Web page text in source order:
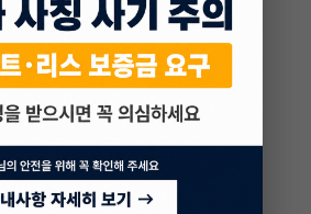
노블레스
원 X 54개월
1,600,000원
방금전
렌토
원 X55개월
방금전